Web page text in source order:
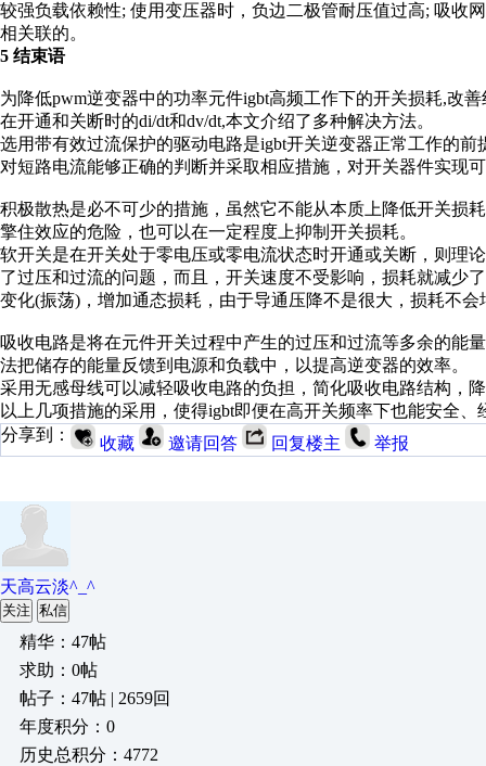
较强负载依赖性; 使用变压器时，负边二极管耐压值过高; 吸收
相关联的。
5 结束语
为降低pwm逆变器中的功率元件igbt高频工作下的开关损耗,改
在开通和关断时的di/dt和dv/dt,本文介绍了多种解决方法。
选用带有效过流保护的驱动电路是igbt开关逆变器正常工作的
对短路电流能够正确的判断并采取相应措施，对开关器件实现
积极散热是必不可少的措施，虽然它不能从本质上降低开关损
擎住效应的危险，也可以在一定程度上抑制开关损耗。
软开关是在开关处于零电压或零电流状态时开通或关断，则理
了过压和过流的问题，而且，开关速度不受影响，损耗就减少
变化(振荡)，增加通态损耗，由于导通压降不是很大，损耗不会
吸收电路是将在元件开关过程中产生的过压和过流等多余的能
法把储存的能量反馈到电源和负载中，以提高逆变器的效率。
采用无感母线可以减轻吸收电路的负担，简化吸收电路结构，
以上几项措施的采用，使得igbt即便在高开关频率下也能安全、
分享到：
收藏 邀请回答 回复楼主 举报
天高云淡^_^
关注 私信
精华：47帖
求助：0帖
帖子：47帖 | 2659回
年度积分：0
历史总积分：4772